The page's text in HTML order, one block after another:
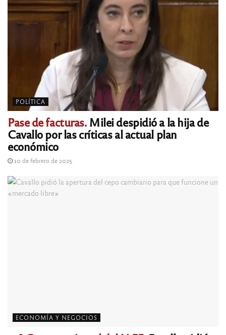
POLÍTICA
Pase de facturas.Milei despidió a la hija de
Cavallo por las críticas al actual plan
económico
10 de febrero de 2025
ECONOMÍA Y NEGOCIOS